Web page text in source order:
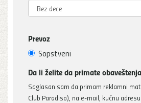
Prevoz
Sopstveni
Da li želite da primate
Saglasan sam da primam reklamni
Club Paradiso), na e-mail, kućnu